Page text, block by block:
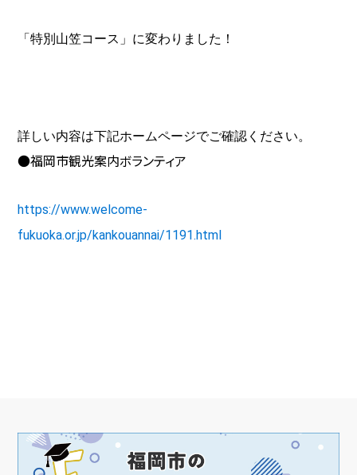
「特別山笠コース」に変わりました！
詳しい内容は下記ホームページでご確認ください。
●福岡市観光案内ボランティア
https://www.welcome-
fukuoka.or.jp/kankouannai/1191.html